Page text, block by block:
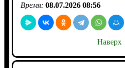
Время: 08.07.2026 08:56
Наверх